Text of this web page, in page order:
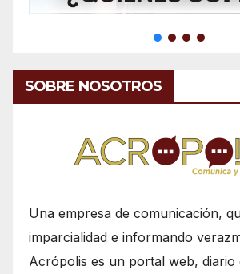
SOBRE NOSOTROS
Una empresa de comunicación,
imparcialidad e informando
Acrópolis es un portal web, diario